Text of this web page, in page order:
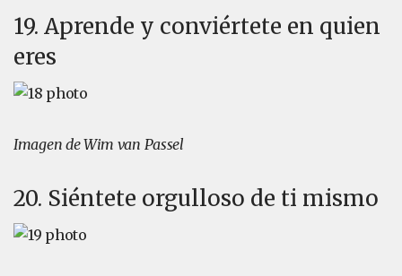
19. Aprende y conviértete en quien
eres
Imagen de Wim van Passel
20. Siéntete orgulloso de ti mismo